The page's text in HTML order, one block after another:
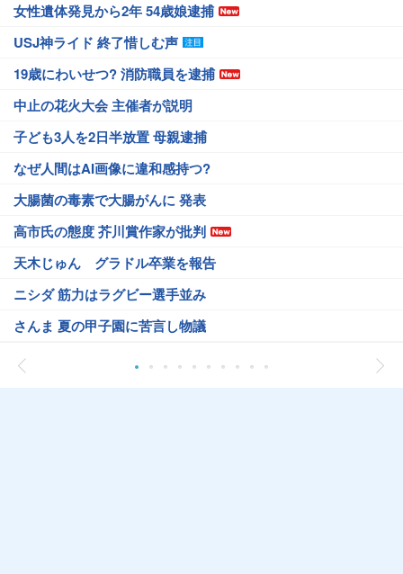
女性遺体発見から2年 54歳娘逮捕
USJ神ライド 終了惜しむ声
19歳にわいせつ? 消防職員を逮捕
中止の花火大会 主催者が説明
子ども3人を2日半放置 母親逮捕
なぜ人間はAI画像に違和感持つ?
大腸菌の毒素で大腸がんに 発表
高市氏の態度 芥川賞作家が批判
天木じゅん グラドル卒業を報告
ニシダ 筋力はラグビー選手並み
さんま 夏の甲子園に苦言し物議